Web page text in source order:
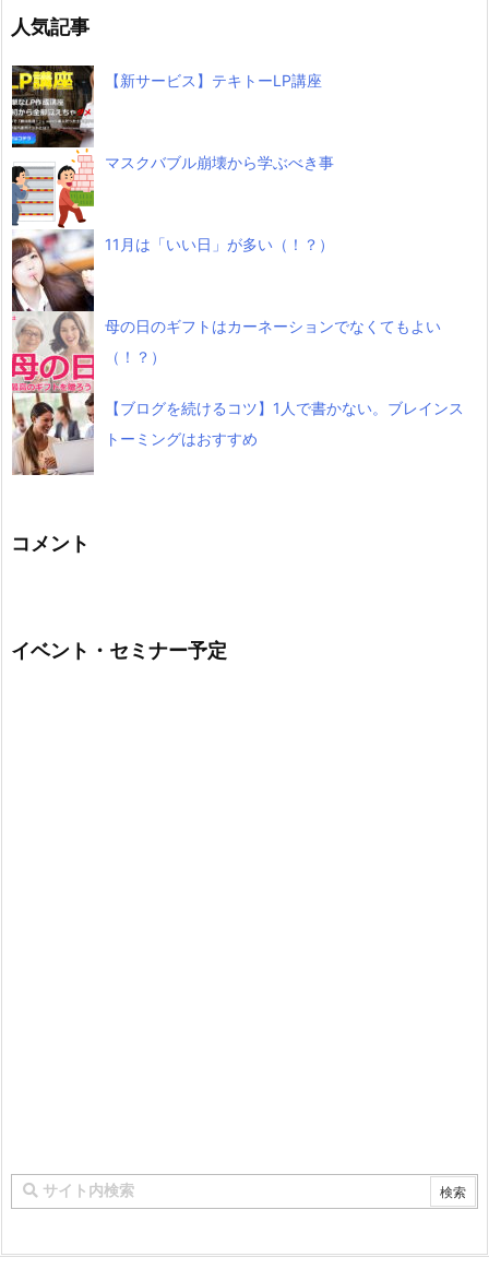
人気記事
【新サービス】テキトーLP講座
マスクバブル崩壊から学ぶべき事
11月は「いい日」が多い（！？）
母の日のギフトはカーネーションでなくてもよい
（！？）
【ブログを続けるコツ】1人で書かない。ブレインス
トーミングはおすすめ
コメント
イベント・セミナー予定